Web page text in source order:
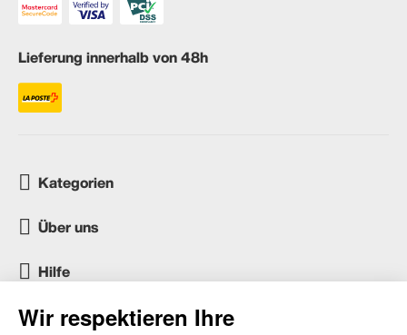
Lieferung innerhalb von 48h
Kategorien
Über uns
Hilfe
Kundenservice